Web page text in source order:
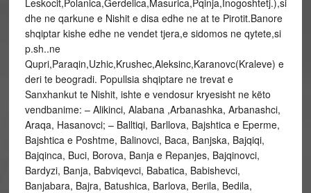
Leskocit,Polanica,Gerdelica,Masurica,Pqinja,Inogoshtetj.),si
dhe ne qarkune e Nishit e disa edhe ne at te Pirotit.Banore
shqiptar kishe edhe ne vendet tjera,e sidomos ne qytete,si
p.sh..ne
Qupri,Paraqin,Uzhic,Krushec,Aleksinc,Karanovc(Kraleve) e
deri te beogradi. Popullsia shqiptare ne trevat e
Sanxhankut te Nishit, ishte e vendosur kryesisht ne këto
vendbanime: – Alikinci, Alabana ,Arbanashka, Arbanashci,
Araqa, Hasanovci; – Balltiqi, Barllova, Bajshtica e Eperme,
Bajshtica e Poshtme, Balinovci, Baca, Banjska, Bajqiqi,
Bajqinca, Buci, Borova, Banja e Repanjes, Bajqinovci,
Bardyzi, Banja, Babviqevci, Babatica, Babishevci,
Banjabara, Bajra, Batushica, Barlova, Berila, Bedila,